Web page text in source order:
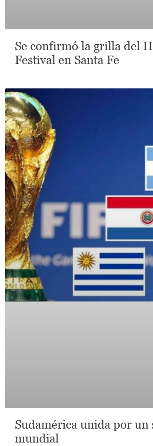
Se confirmó la grilla del
Festival en Santa Fe
Sudamérica unida por un
mundial